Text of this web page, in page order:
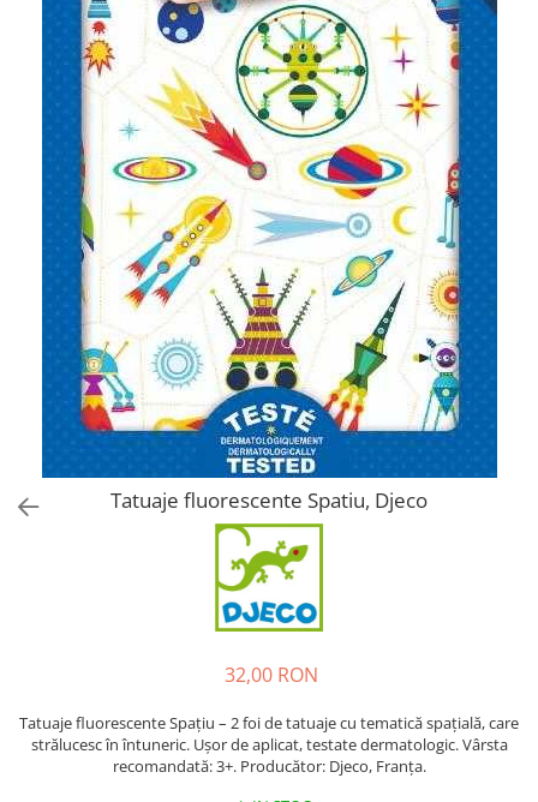
Tatuaje fluorescente Spatiu, Djeco
32,00 RON
Tatuaje fluorescente Spațiu – 2 foi de tatuaje cu tematică spațială, care
strălucesc în întuneric. Ușor de aplicat, testate dermatologic. Vârsta
recomandată: 3+. Producător: Djeco, Franța.